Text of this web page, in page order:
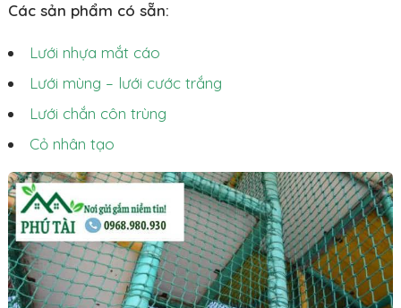
Các sản phẩm có sẵn:
Lưới nhựa mắt cáo
Lưới mùng – lưới cước trắng
Lưới chắn côn trùng
Cỏ nhân tạo